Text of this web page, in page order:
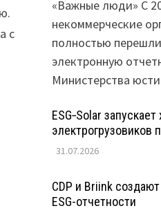
с
«Важные люди» С
некоммерческие
полностью
электронную
Министерства
ESG‑Solar
электрогрузовиков
31.07.2026
CDP и Briink
ESG-отчетности